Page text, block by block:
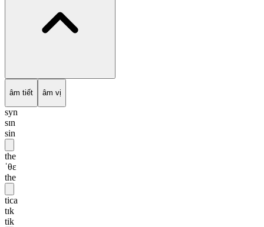
âm tiết âm vị
syn
sɪn
sin
the
ˈθɛ
the
tica
tɪk
tik